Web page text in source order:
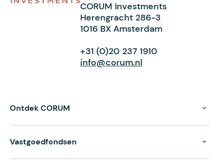
CORUM Investments
Herengracht 286-3
1016 BX Amsterdam
+31 (0)20 237 1910
info@corum.nl
Ontdek CORUM
Vastgoedfondsen